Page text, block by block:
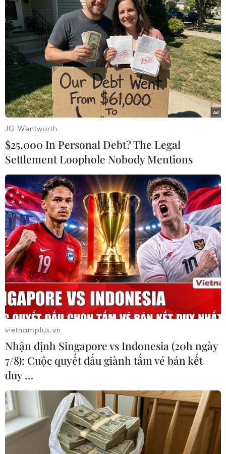
TIN LIÊN QUAN
Số thu ngành hải quan trong 2 tháng tăng
hơn 22% so với cùng kỳ
02/03/2017 09:24
Tổng cục Hải quan vừa công bố kết quả thu ngân sách
trong 2 tháng đầu năm với tổng thu tăng 22,2% so với
cùng kỳ năm 2016.
Ngành hải quan lên tiếng về thông tin “phí
JG Wentworth
$25,000 In Personal Debt? The Legal
Settlement Loophole Nobody Mentions
vietnamplus.vn
Nhận định Singapore vs Indonesia (20h ngày
7/8): Cuộc quyết đấu giành tấm vé bán kết
duy …